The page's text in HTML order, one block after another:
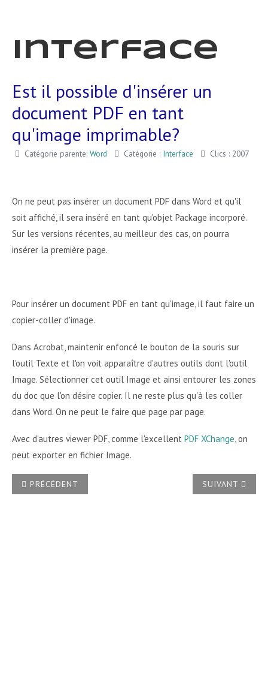
Interface
Est il possible d'insérer un
document PDF en tant
qu'image imprimable?
Catégorie parente: Word Catégorie : Interface Clics : 2007
On ne peut pas insérer un document PDF dans Word et qu'il
soit affiché, il sera inséré en tant qu'objet Package incorporé.
Sur les versions récentes, au meilleur des cas, on pourra
insérer la première page.
Pour insérer un document PDF en tant qu'image, il faut faire un
copier-coller d'image.
Dans Acrobat, maintenir enfoncé le bouton de la souris sur
l'outil Texte et l'on voit apparaître d'autres outils dont l'outil
Image. Sélectionner cet outil Image et ainsi entourer les zones
du doc que l'on désire copier. Il ne reste plus qu'à les coller
dans Word. On ne peut le faire que page par page.
Avec d'autres viewer PDF, comme l'excellent PDF XChange, on
peut exporter en fichier Image.
ARTICLE PRÉCÉDENT : ENREGISTRER UN DOCUMENT AVEC
PRÉCÉDENT ARTICLE
SUIVANT